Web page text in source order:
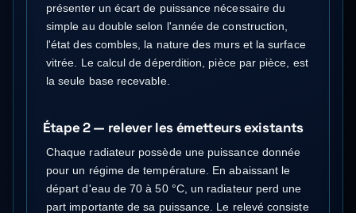
présenter un écart de puissance nécessaire du
simple au double selon l'année de construction,
l'état des combles, la nature des murs et la surface
vitrée. Le calcul de déperdition, pièce par pièce, est
la seule base recevable.
Étape 2 — relever les émetteurs existants
Chaque radiateur possède une puissance donnée
pour un régime de température. En abaissant le
départ d'eau de 70 à 50 °C, un radiateur perd une
part importante de sa puissance. Le relevé consiste